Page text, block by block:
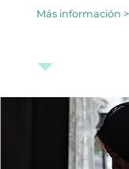
Más información